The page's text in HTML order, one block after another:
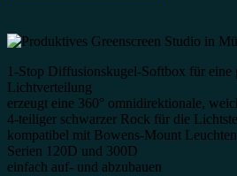
1-Stop Diffusionskugel-Softbox für eine
Lichtverteilung
erzeugt eine 360° omnidirektionale,
4-teiliger schwarzer Rock für die
kompatibel mit Bowens-Mount
Serien 120D und 300D
einfach auf- und abzubauen